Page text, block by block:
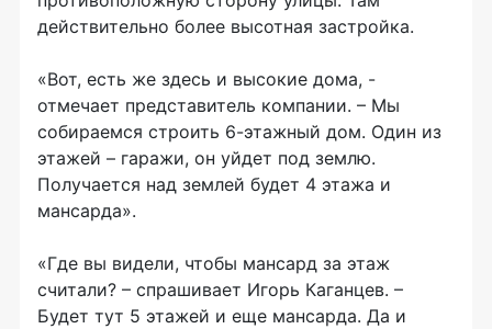
действительно более высотная застройка.
«Вот, есть же здесь и высокие дома, -
отмечает представитель компании. – Мы
собираемся строить 6-этажный дом. Один из
этажей – гаражи, он уйдет под землю.
Получается над землей будет 4 этажа и
мансарда».
«Где вы видели, чтобы мансард за этаж
считали? – спрашивает Игорь Каганцев. –
Будет тут 5 этажей и еще мансарда. Да и